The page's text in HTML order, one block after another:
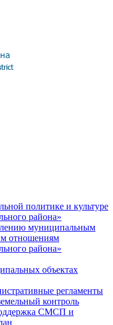
политике и культуре
района»
муниципальным
отношениям
района»
объектах
регламенты
контроль
СМСП и